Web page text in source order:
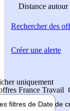
Distance
Rechercherdes
uniquement
France Travail
filtres de Date de
Créer une alerte